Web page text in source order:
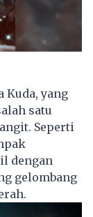
Kuda, yang
satu
Seperti
dengan
gelombang